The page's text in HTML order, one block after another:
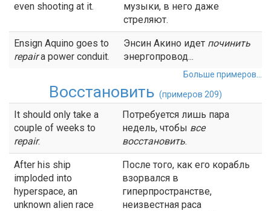
even shooting at it.
музыки, в него даже
стреляют.
Ensign Aquino goes to
repaira power conduit.
Энсин Акино идет починить
энергопровод...
Больше примеров...
Восстановить (примеров 209)
It should only take a
couple of weeks to
repair.
Потребуется лишь пара
недель, чтобы все
восстановить.
After his ship
imploded into
hyperspace, an
unknown alien race
После того, как его корабль
взорвался в
гиперпространстве,
неизвестная раса